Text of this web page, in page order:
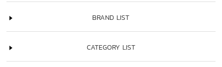
BRAND LIST
CATEGORY LIST